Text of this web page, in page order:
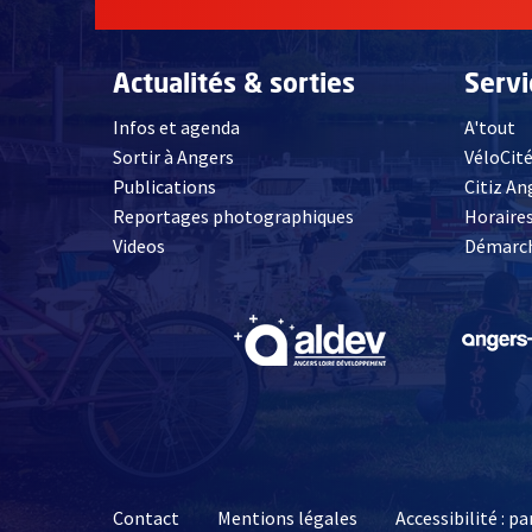
Actualités & sorties
Infos et agenda
Sortir à Angers
Publications
Reportages photographiques
Videos, Ouvre une nouvelle fenêtre
A'tout
VéloCité
Citiz
, Ouvre une
Contact Mentions légales Accessibilité :